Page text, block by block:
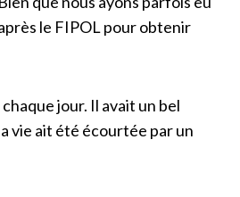
le FIPOL pour obtenir
jour. Il avait un bel
vie ait été écourtée par un